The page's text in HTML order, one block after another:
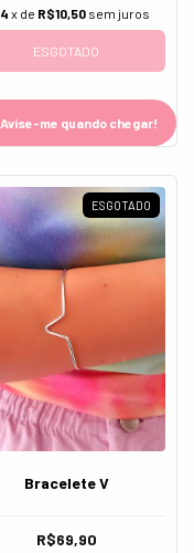
4 x de R$10,50 sem juros
ESGOTADO
Avise-me quando chegar!
ESGOTADO
Bracelete V
R$69,90